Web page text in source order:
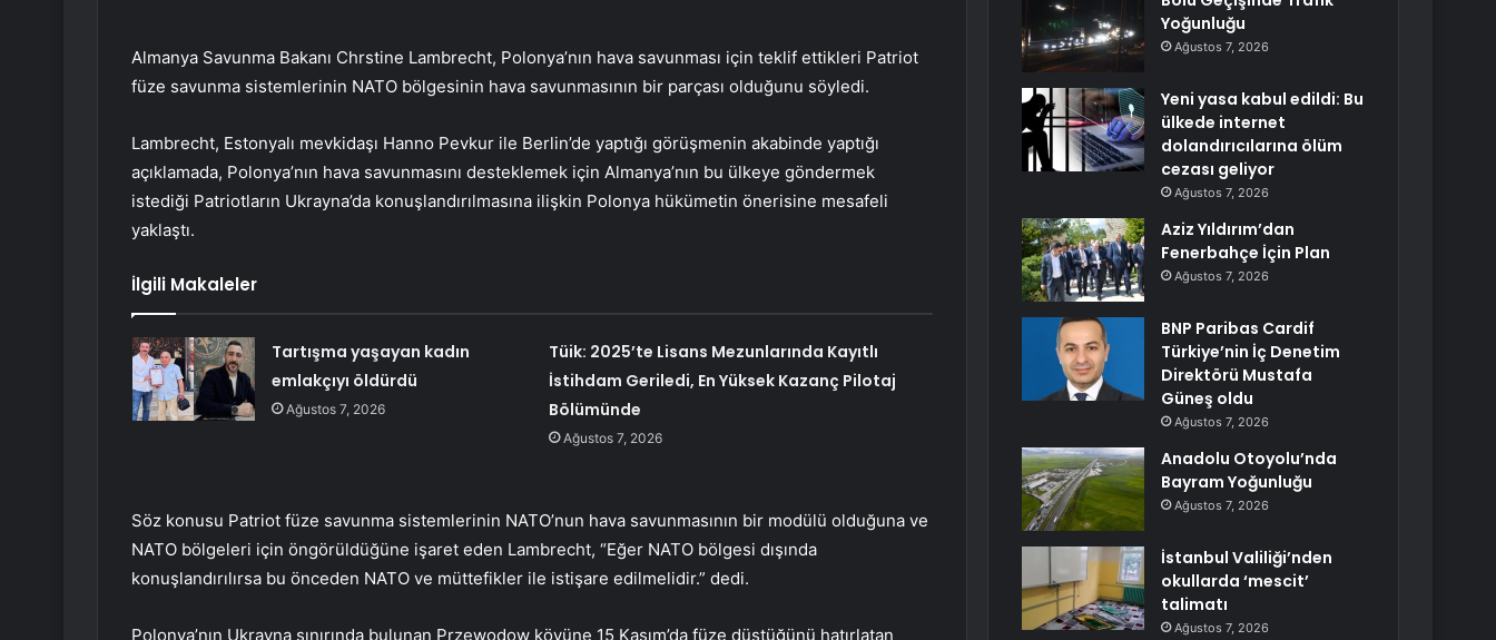
Almanya Savunma Bakanı Chrstine Lambrecht, Polonya’nın hava savunması için teklif ettikleri Patriot
füze savunma sistemlerinin NATO bölgesinin hava savunmasının bir parçası olduğunu söyledi.
Lambrecht, Estonyalı mevkidaşı Hanno Pevkur ile Berlin’de yaptığı görüşmenin akabinde yaptığı
açıklamada, Polonya’nın hava savunmasını desteklemek için Almanya’nın bu ülkeye göndermek
istediği Patriotların Ukrayna’da konuşlandırılmasına ilişkin Polonya hükümetin önerisine mesafeli
yaklaştı.
İlgili Makaleler
Tartışma yaşayan kadın
emlakçıyı öldürdü
Ağustos 7, 2026
Tüik: 2025’te Lisans Mezunlarında Kayıtlı
İstihdam Geriledi, En Yüksek Kazanç Pilotaj
Bölümünde
Ağustos 7, 2026
Söz konusu Patriot füze savunma sistemlerinin NATO’nun hava savunmasının bir modülü olduğuna ve
NATO bölgeleri için öngörüldüğüne işaret eden Lambrecht, “Eğer NATO bölgesi dışında
konuşlandırılırsa bu önceden NATO ve müttefikler ile istişare edilmelidir.” dedi.
Polonya’nın Ukrayna sınırında bulunan Przewodow köyüne 15 Kasım’da füze düştüğünü hatırlatan
Yoğunluğu
Ağustos 7, 2026
Yeni yasa kabul edildi: Bu
ülkede internet
dolandırıcılarına ölüm
cezası geliyor
Ağustos 7, 2026
Aziz Yıldırım’dan
Fenerbahçe İçin Plan
Ağustos 7, 2026
BNP Paribas Cardif
Türkiye’nin İç Denetim
Direktörü Mustafa
Güneş oldu
Ağustos 7, 2026
Anadolu Otoyolu’nda
Bayram Yoğunluğu
Ağustos 7, 2026
İstanbul Valiliği’nden
okullarda ‘mescit’
talimatı
Ağustos 7, 2026